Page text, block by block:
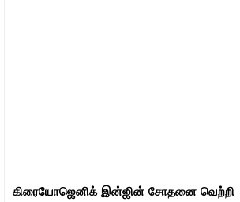
கிரையோஜெனிக் இன்ஜின் சோதனை வெற்றி